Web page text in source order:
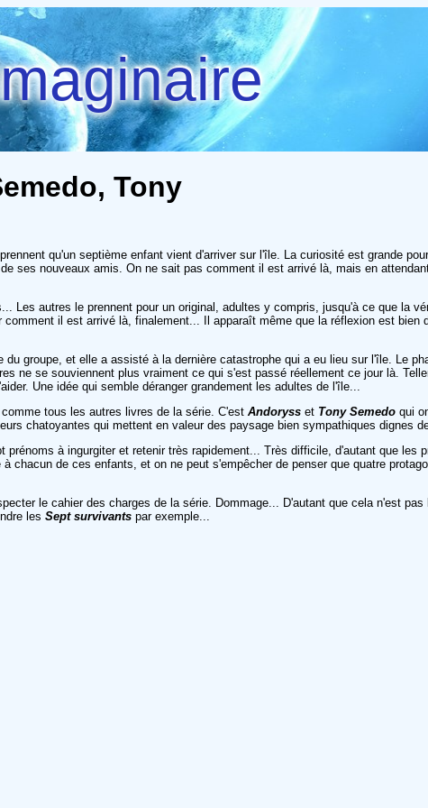
Tony
qu'un septième enfant vient d'arriver sur l'île. La curiosité est grande
ses nouveaux amis. On ne sait pas comment il est arrivé là, mais en
Les autres le prennent pour un original, adultes y compris, jusqu'à ce que la
il est arrivé là, finalement... Il apparaît même que la réflexion est bien
groupe, et elle a assisté à la dernière catastrophe qui a eu lieu sur l'île. Le
ne se souviennent plus vraiment ce qui s'est passé réellement ce jour là.
Une idée qui semble déranger grandement les adultes de l'île...
tous les autres livres de la série. C'est Andoryss et Tony Semedo qui
chatoyantes qui mettent en valeur des paysage bien sympathiques dignes
à ingurgiter et retenir très rapidement... Très difficile, d'autant que les
de ces enfants, et on ne peut s'empêcher de penser que quatre
le cahier des charges de la série. Dommage... D'autant que cela n'est
les Sept survivants par exemple...